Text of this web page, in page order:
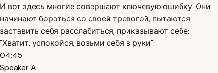
И вот здесь многие совершают ключевую ошибку. Они
начинают бороться со своей тревогой, пытаются
заставить себя расслабиться, приказывают себе:
"Хватит, успокойся, возьми себя в руки".
04:45
Speaker A